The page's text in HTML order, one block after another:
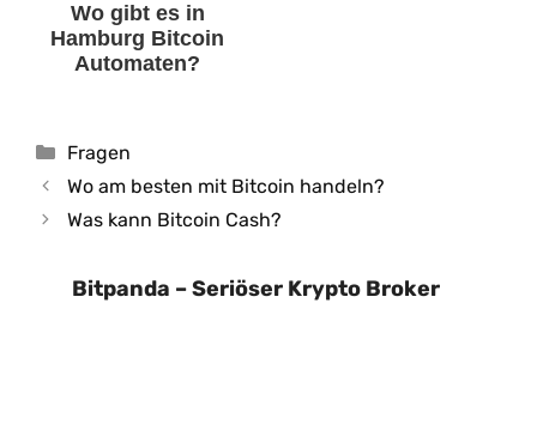
Wo gibt es in
Hamburg Bitcoin
Automaten?
Kategorien
Fragen
Wo am besten mit Bitcoin handeln?
Was kann Bitcoin Cash?
Bitpanda – Seriöser Krypto Broker